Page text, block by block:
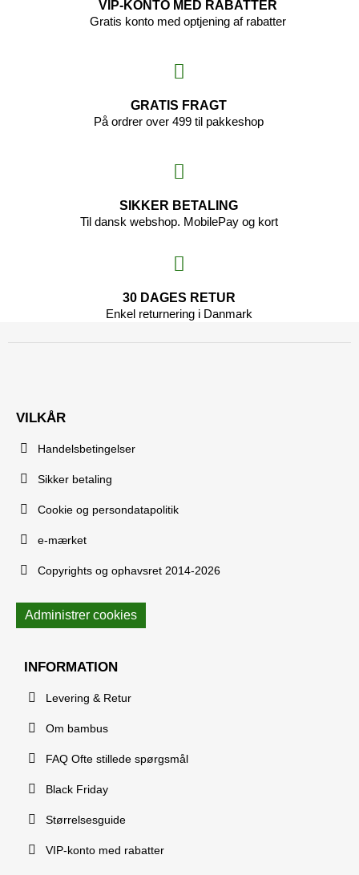
VIP-KONTO MED RABATTER
Gratis konto med optjening af rabatter
GRATIS FRAGT
På ordrer over 499 til pakkeshop
SIKKER BETALING
Til dansk webshop. MobilePay og kort
30 DAGES RETUR
Enkel returnering i Danmark
VILKÅR
Handelsbetingelser
Sikker betaling
Cookie og persondatapolitik
e-mærket
Copyrights og ophavsret 2014-2026
Administrer cookies
INFORMATION
Levering & Retur
Om bambus
FAQ Ofte stillede spørgsmål
Black Friday
Størrelsesguide
VIP-konto med rabatter